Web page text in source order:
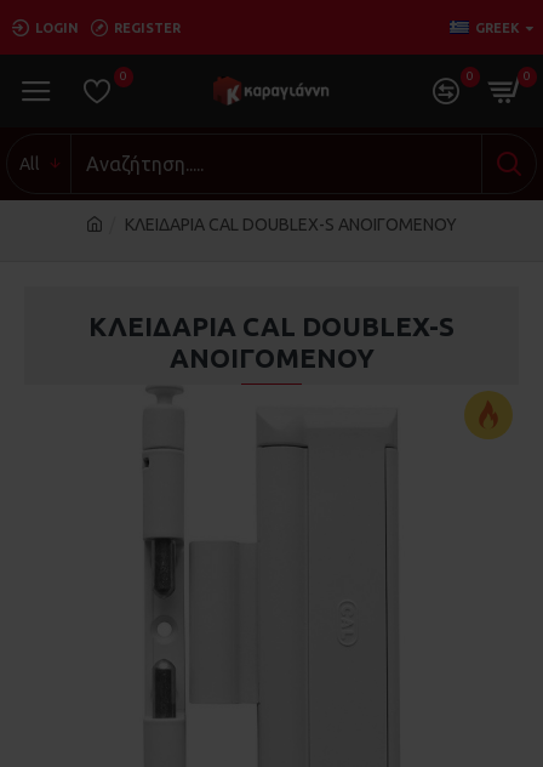
LOGIN REGISTER GREEK
0 0 0
All
ΚΛΕΙΔΑΡΙΑ CAL DOUBLEX-S ΑΝΟΙΓΟΜΕΝΟΥ
ΚΛΕΙΔΑΡΙΑ CAL DOUBLEX-S
ΑΝΟΙΓΟΜΕΝΟΥ